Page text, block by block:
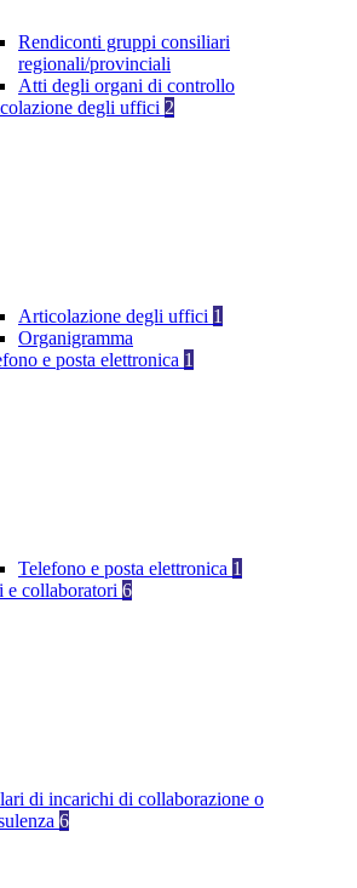
Rendiconti gruppi consiliari
regionali/provinciali
Atti degli organi di controllo
degli uffici 2
Articolazione degli uffici 1
Organigramma
e posta elettronica 1
Telefono e posta elettronica 1
e collaboratori 6
di incarichi di collaborazione o
6